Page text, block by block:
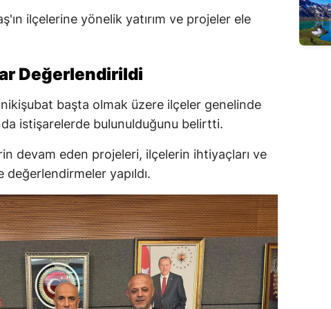
ilçelerine yönelik yatırım ve projeler ele
Değerlendirildi
başta olmak üzere ilçeler genelinde
istişarelerde bulunulduğunu belirtti.
devam eden projeleri, ilçelerin ihtiyaçları ve
değerlendirmeler yapıldı.